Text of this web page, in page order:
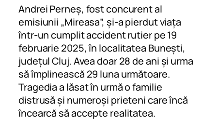
Andrei Perneș, fost concurent al
emisiunii „Mireasa”, și-a pierdut viața
într-un cumplit accident rutier pe 19
februarie 2025, în localitatea Bunești,
județul Cluj. Avea doar 28 de ani și urma
să împlinească 29 luna următoare.
Tragedia a lăsat în urmă o familie
distrusă și numeroși prieteni care încă
încearcă să accepte realitatea.